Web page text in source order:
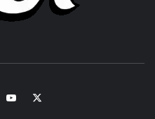
YoutubeTwitter